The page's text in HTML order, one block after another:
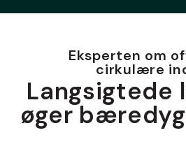
Eksperten om
cirkulære
Langsigtede
øger